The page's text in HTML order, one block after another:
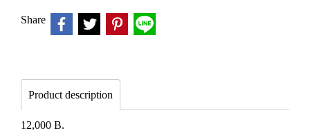
Share
Product description
12,000 B.